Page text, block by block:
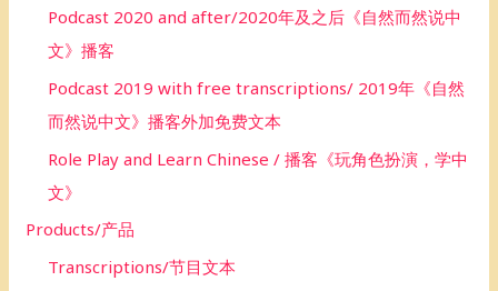
Podcast 2020 and after/2020年及之后《自然而然说中
文》播客
Podcast 2019 with free transcriptions/ 2019年《自然
而然说中文》播客外加免费文本
Role Play and Learn Chinese / 播客《玩角色扮演，学中
文》
Products/产品
Transcriptions/节目文本